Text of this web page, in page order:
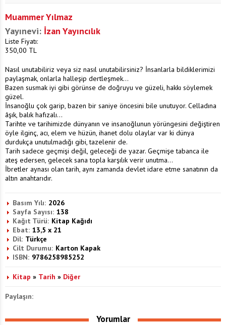
Muammer Yılmaz
Yayınevi: İzan Yayıncılık
Liste Fiyatı:
350,00 TL
Nasıl unutabiliriz veya siz nasıl unutabilirsiniz? İnsanlarla bildiklerimizi
paylaşmak, onlarla halleşip dertleşmek...
Bazen susmak iyi gibi görünse de doğruyu ve güzeli, hakkı söylemek
güzel.
İnsanoğlu çok garip, bazen bir saniye öncesini bile unutuyor. Celladına
âşık, balık hafızalı...
Tarihte ve tarihimizde dünyanın ve insanoğlunun yörüngesini değiştiren
öyle ilginç, acı, elem ve hüzün, ihanet dolu olaylar var ki dünya
durdukça unutulmadığı gibi, tazelenir de.
Tarih sadece geçmişi değil, geleceği de yazar. Geçmişe tabanca ile
ateş edersen, gelecek sana topla karşılık verir unutma...
İbretler aynası olan tarih, aynı zamanda devlet idare etme sanatının da
altın anahtarıdır.
Basım Yılı: 2026
Sayfa Sayısı: 138
Kağıt Türü: Kitap Kağıdı
Ebat: 13,5 x 21
Dil: Türkçe
Cilt Durumu: Karton Kapak
ISBN: 9786258985252
Kitap » Tarih » Diğer
Paylaşın:
Yorumlar